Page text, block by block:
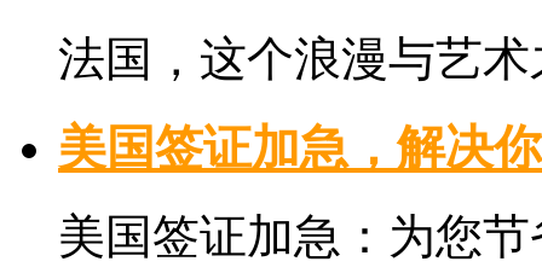
法国，这个浪漫与艺
美国签证加急，解决
美国签证加急：为您